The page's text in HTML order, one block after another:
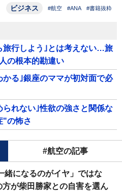
ビジネス #航空 #ANA #書籍抜粋
旅行しよう｣とは考えない…旅
の根本的勘違い
る｣銀座のママが初対面で必
れない｣性欲の強さと関係な
"の怖さ
#航空の記事
緒になるのがイヤ」ではな
方が柴田勝家との自害を選ん